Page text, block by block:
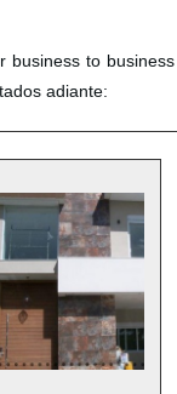
to
adiante: